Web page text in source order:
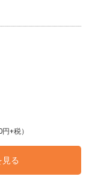
+税）
る